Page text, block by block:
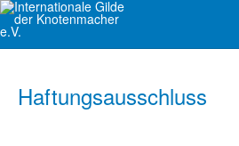
Haftungsausschluss